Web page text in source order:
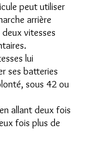
peut utiliser
arrière
vitesses
lui
ses batteries
sous 42 ou
allant deux fois
fois plus de